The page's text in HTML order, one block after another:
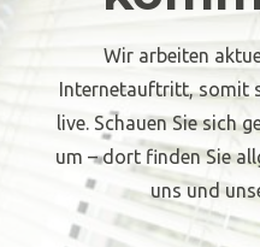
Wir arbeiten
Internetauftritt, somit
live. Schauen Sie sich
um – dort finden Sie
uns und